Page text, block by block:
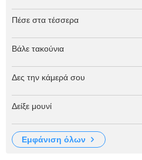
Πέσε στα τέσσερα
Βάλε τακούνια
Δες την κάμερά σου
Δείξε μουνί
εμφάνιση όλων